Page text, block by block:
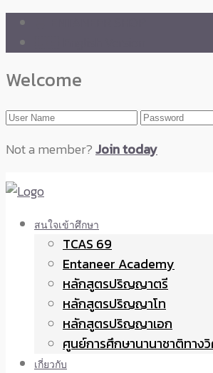
Welcome
Not a member?Join today
สนใจเข้าศึกษา
TCAS 69
Entaneer Academy
หลักสูตรปริญญาตรี
หลักสูตรปริญญาโท
หลักสูตรปริญญาเอก
ศูนย์การศึกษานานาชาติทาง
เกี่ยวกับ